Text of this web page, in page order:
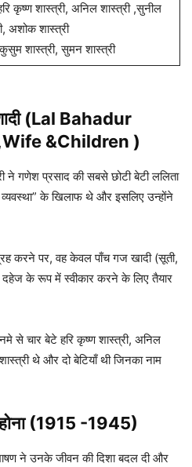
कृष्ण शास्त्री, अनिल शास्त्री ,सुनील
अशोक शास्त्री
शास्त्री, सुमन शास्त्री
(Lal Bahadur
&Children )
ने गणेश प्रसाद की सबसे छोटी बेटी ललिता
के खिलाफ थे और इसलिए उन्होंने
करने पर, वह केवल पाँच गज खादी (सूती,
के रूप में स्वीकार करने के लिए तैयार
से चार बेटे हरि कृष्ण शास्त्री, अनिल
थे और दो बेटियाँ थी जिनका नाम
होना (1915 -1945)
ने उनके जीवन की दिशा बदल दी और